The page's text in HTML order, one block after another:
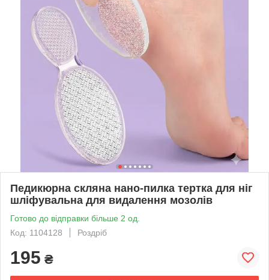
Педикюрна скляна нано-пилка тертка для ніг
шліфувальна для видалення мозолів
Готово до відправки більше 2 од.
Код: 1104128
Роздріб
195 ₴